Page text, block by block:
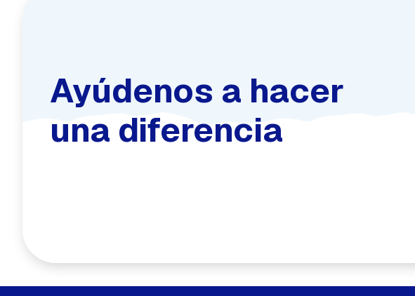
Ayúdenos a hacer
una diferencia